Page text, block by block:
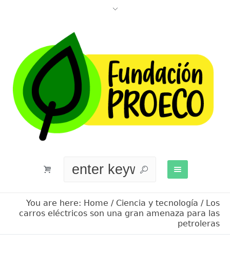
You are here: Home / Ciencia y tecnología / Los
carros eléctricos son una gran amenaza para las
petroleras